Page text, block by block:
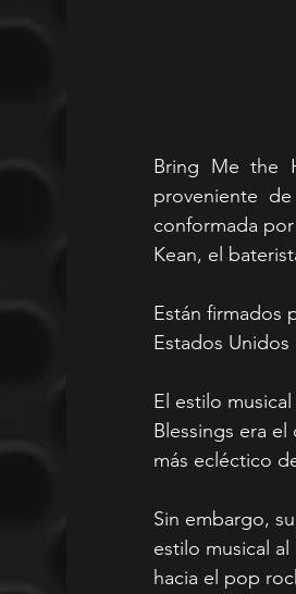
Bring Me the
proveniente
conformada
Kean, el
Están firmados
Estados Unidos
El estilo
Blessings era
más ecléctico
Sin embargo,
estilo musical
hacia el pop